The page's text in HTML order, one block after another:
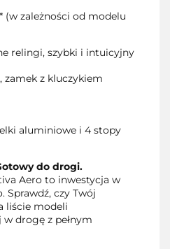
(w zależności od modelu
relingi, szybki i intuicyjny
zamek z kluczykiem
aluminiowe i 4 stopy
do drogi.
Aero to inwestycja w
Sprawdź, czy Twój
liście modeli
drogę z pełnym